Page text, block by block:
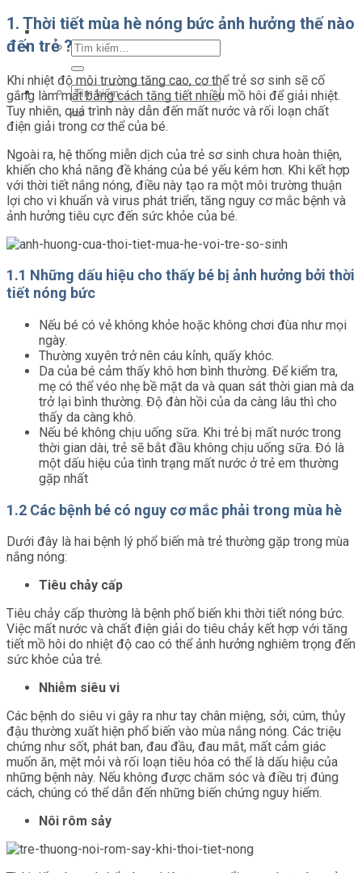
Tìm
kiếm:
Tìm
kiếm:
1. Thời tiết mùa hè nóng bức ảnh hưởng thế nào
đến trẻ ?
Khi nhiệt độ môi trường tăng cao, cơ thể trẻ sơ sinh sẽ cố
gắng làm mát bằng cách tăng tiết nhiều mồ hôi để giải nhiệt.
Tuy nhiên, quá trình này dẫn đến mất nước và rối loạn chất
điện giải trong cơ thể của bé.
Ngoài ra, hệ thống miễn dịch của trẻ sơ sinh chưa hoàn thiện,
khiến cho khả năng đề kháng của bé yếu kém hơn. Khi kết hợp
với thời tiết nắng nóng, điều này tạo ra một môi trường thuận
lợi cho vi khuẩn và virus phát triển, tăng nguy cơ mắc bệnh và
ảnh hưởng tiêu cực đến sức khỏe của bé.
1.1 Những dấu hiệu cho thấy bé bị ảnh hưởng bởi thời
tiết nóng bức
Nếu bé có vẻ không khỏe hoặc không chơi đùa như mọi
ngày.
Thường xuyên trở nên cáu kỉnh, quấy khóc.
Da của bé cảm thấy khô hơn bình thường. Để kiểm tra,
mẹ có thể véo nhẹ bề mặt da và quan sát thời gian mà da
trở lại bình thường. Độ đàn hồi của da càng lâu thì cho
thấy da càng khô.
Nếu bé không chịu uống sữa. Khi trẻ bị mất nước trong
thời gian dài, trẻ sẽ bắt đầu không chịu uống sữa. Đó là
một dấu hiệu của tình trạng mất nước ở trẻ em thường
gặp nhất
1.2 Các bệnh bé có nguy cơ mắc phải trong mùa hè
Dưới đây là hai bệnh lý phổ biến mà trẻ thường gặp trong mùa
nắng nóng:
Tiêu chảy cấp
Tiêu chảy cấp thường là bệnh phổ biến khi thời tiết nóng bức.
Việc mất nước và chất điện giải do tiêu chảy kết hợp với tăng
tiết mồ hôi do nhiệt độ cao có thể ảnh hưởng nghiêm trọng đến
sức khỏe của trẻ.
Nhiễm siêu vi
Các bệnh do siêu vi gây ra như tay chân miệng, sởi, cúm, thủy
đậu thường xuất hiện phổ biến vào mùa nắng nóng. Các triệu
chứng như sốt, phát ban, đau đầu, đau mắt, mất cảm giác
muốn ăn, mệt mỏi và rối loạn tiêu hóa có thể là dấu hiệu của
những bệnh này. Nếu không được chăm sóc và điều trị đúng
cách, chúng có thể dẫn đến những biến chứng nguy hiểm.
Nôi rôm sảy